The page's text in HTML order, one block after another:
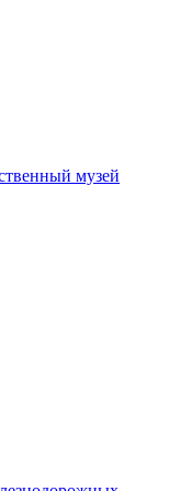
музей